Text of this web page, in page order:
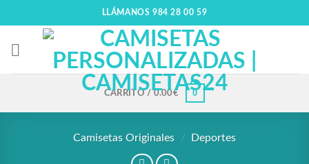
LLÁMANOS 984 28 00 59
CARRITO /0.00€ 0
Camisetas Originales / Deportes